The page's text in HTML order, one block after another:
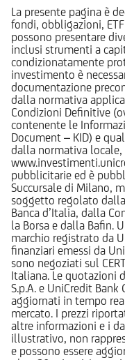
La presente pagina è
fondi, obbligazioni,
possono presentare
inclusi strumenti a
condizionatamente
investimento è
documentazione
dalla normativa
Condizioni Definitive
contenente le
Document – KID) e
dalla normativa
pubblicitarie ed è
Succursale di Milano,
soggetto regolato
Banca d’Italia, dalla
la Borsa e dalla Bafin.
marchio registrato da
finanziari emessi da
sono negoziati sul
Italiana. Le quotazioni
S.p.A. e UniCredit
aggiornati in tempo
mercato. I prezzi
altre informazioni e i
illustrativo, non
e possono essere